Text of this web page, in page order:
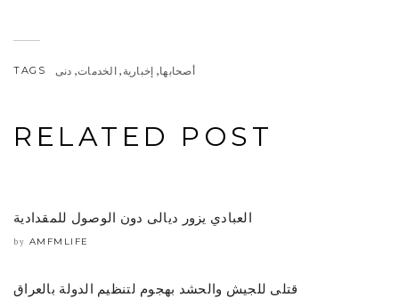
TAGS أصحابها, إخبارية ,الخدمات, دنى
RELATED POST
العبادي يزور ديالى دون الوصول للمقدادية
by AMFMLIFE
قتلى للجيش والحشد بهجوم لتنظيم الدولة بالعراق